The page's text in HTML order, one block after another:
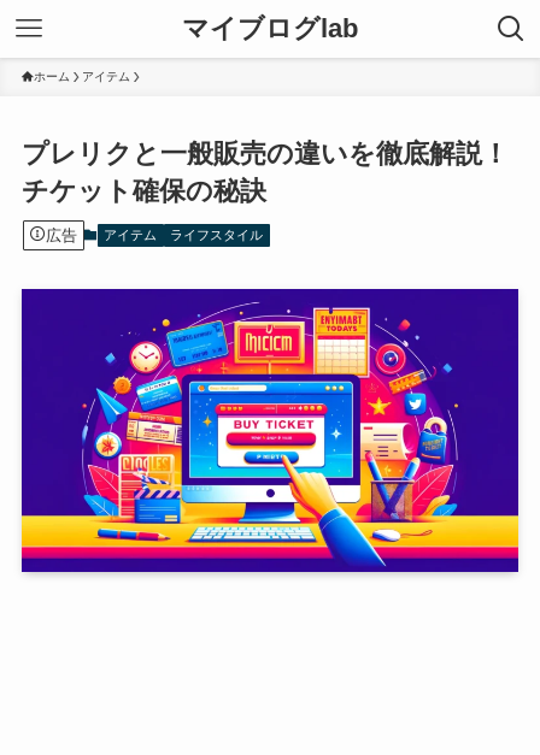
マイブログlab
ホーム アイテム
プレリクと一般販売の違いを徹底解説！
チケット確保の秘訣
広告 アイテム ライフスタイル